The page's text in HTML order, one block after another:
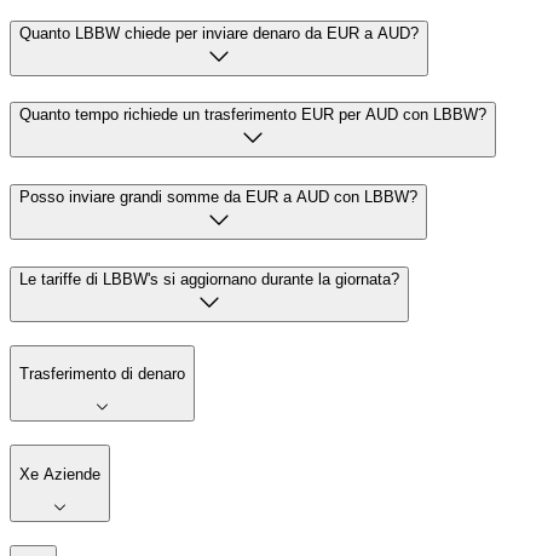
Quanto LBBW chiede per inviare denaro da EUR a AUD?
Quanto tempo richiede un trasferimento EUR per AUD con LBBW?
Posso inviare grandi somme da EUR a AUD con LBBW?
Le tariffe di LBBW's si aggiornano durante la giornata?
Trasferimento di denaro
Xe Aziende